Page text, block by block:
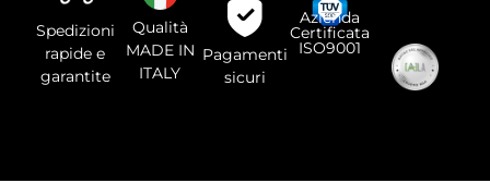
campo.
Spedizioni
rapide e
garantite
Qualità
MADE IN
ITALY
Pagamenti
sicuri
Azienda
Certificata
ISO9001